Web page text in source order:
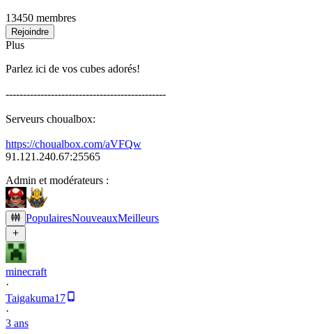
13450 membres
Rejoindre
Plus
Parlez ici de vos cubes adorés!
----------------------------------------------
Serveurs choualbox:
https://choualbox.com/aVFQw
91.121.240.67:25565
Admin et modérateurs :
PopulairesNouveauxMeilleurs
minecraft
·
Taigakuma17
·
3 ans